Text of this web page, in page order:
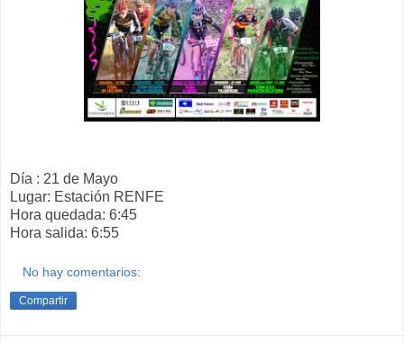
Día : 21 de Mayo
Lugar: Estación RENFE
Hora quedada: 6:45
Hora salida: 6:55
No hay comentarios:
Compartir